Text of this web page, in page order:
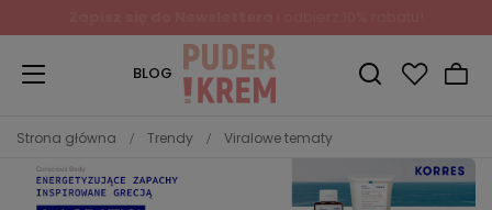
BLOG
Strona główna Trendy Viralowe tematy